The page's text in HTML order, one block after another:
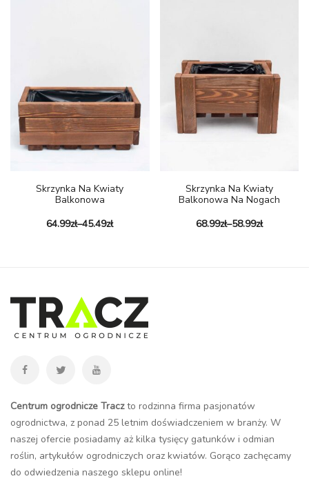
Skrzynka Na Kwiaty
Balkonowa
45.49zł
–
64.99zł
Skrzynka Na Kwiaty
Balkonowa Na Nogach
58.99zł
–
68.99zł
Centrum ogrodnicze Traczto rodzinna firma pasjonatów
ogrodnictwa, z ponad 25 letnim doświadczeniem w branży. W
naszej ofercie posiadamy aż kilka tysięcy gatunków i odmian
roślin, artykułów ogrodniczych oraz kwiatów. Gorąco zachęcamy
do odwiedzenia naszego sklepu online!